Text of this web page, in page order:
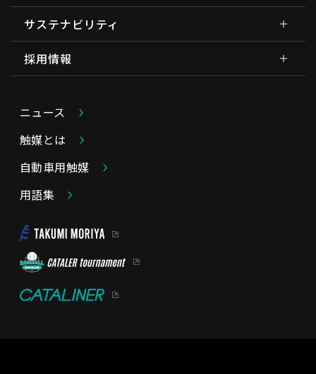
サステナビリティ
採用情報
ニュース
触媒とは
自動車用触媒
用語集